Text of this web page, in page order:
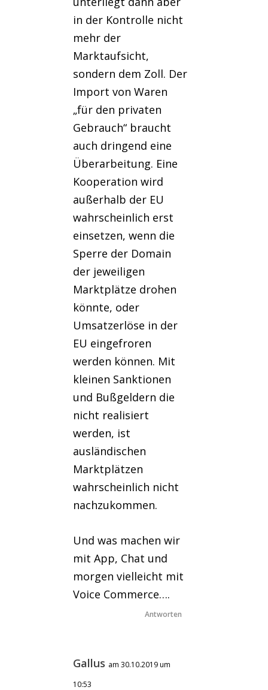
in der Kontrolle nicht
mehr der
Marktaufsicht,
sondern dem Zoll. Der
Import von Waren
„für den privaten
Gebrauch“ braucht
auch dringend eine
Überarbeitung. Eine
Kooperation wird
außerhalb der EU
wahrscheinlich erst
einsetzen, wenn die
Sperre der Domain
der jeweiligen
Marktplätze drohen
könnte, oder
Umsatzerlöse in der
EU eingefroren
werden können. Mit
kleinen Sanktionen
und Bußgeldern die
nicht realisiert
werden, ist
ausländischen
Marktplätzen
wahrscheinlich nicht
nachzukommen.
Und was machen wir
mit App, Chat und
morgen vielleicht mit
Voice Commerce….
Antworten
Gallus am 30.10.2019 um
10:53